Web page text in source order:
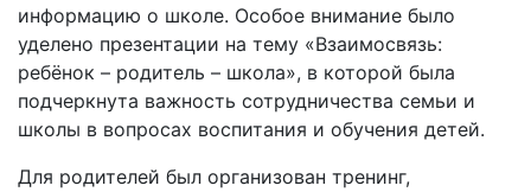
информацию о школе. Особое внимание было
уделено презентации на тему «Взаимосвязь:
ребёнок – родитель – школа», в которой была
подчеркнута важность сотрудничества семьи и
школы в вопросах воспитания и обучения детей.
Для родителей был организован тренинг,